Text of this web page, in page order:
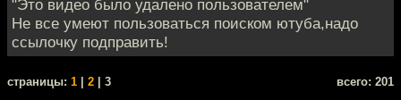
"Это видео было удалено пользователем"
Не все умеют пользоваться поиском ютуба,надо
ссылочку подправить!
cтраницы: 1 2 | 3 всего: 201